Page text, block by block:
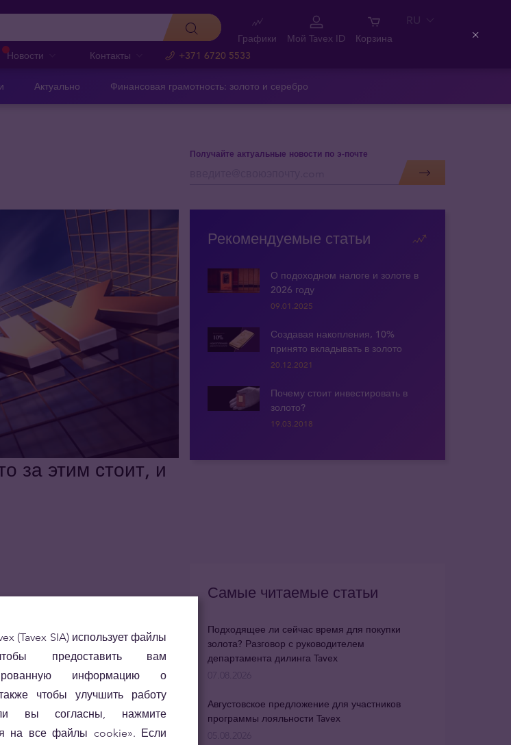
Новости Контакты +371 6720 5533
Графики Мой Tavex ID Корзина
RU
Актуально Финансовая грамотность: золото и серебро
Получайте актуальные новости по э-почте
за этим стоит, и
Рекомендуемые статьи
О подоходном налоге и золоте в
2026 году
09.01.2025
Создавая накопления, 10%
принято вкладывать в золото
20.12.2021
Почему стоит инвестировать в
золото?
19.03.2018
Самые читаемые статьи
Подходящее ли сейчас время для покупки
золота? Разговор с руководителем
департамента дилинга Tavex
07.08.2026
Августовское предложение для участников
программы лояльности Tavex
(Tavex SIA) использует файлы
предоставить вам
информацию о
чтобы улучшить работу
вы согласны, нажмите
на все файлы cookie». Если
Close